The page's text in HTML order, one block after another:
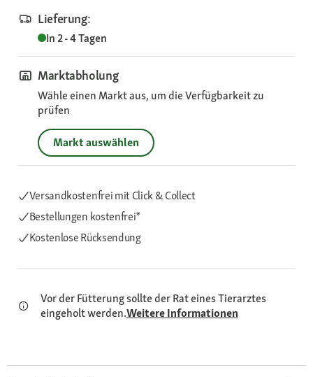
Lieferung:
In 2 - 4 Tagen
Marktabholung
Wähle einen Markt aus, um die Verfügbarkeit zu
prüfen
Markt auswählen
Versandkostenfrei mit Click & Collect
Bestellungen kostenfrei*
Kostenlose Rücksendung
Vor der Fütterung sollte der Rat eines Tierarztes
eingeholt werden.Weitere Informationen